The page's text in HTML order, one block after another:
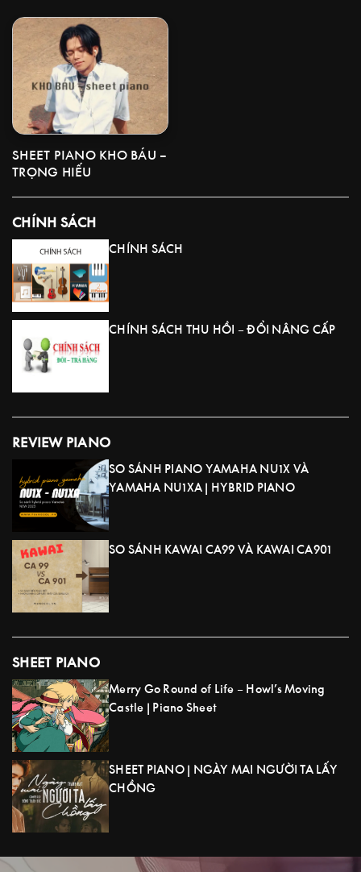
SHEET PIANO KHO BÁU –
TRỌNG HIẾU
CHÍNH SÁCH
CHÍNH SÁCH
CHÍNH SÁCH THU HỒI – ĐỔI NÂNG CẤP
REVIEW PIANO
SO SÁNH PIANO YAMAHA NU1X VÀ
YAMAHA NU1XA | HYBRID PIANO
SO SÁNH KAWAI CA99 VÀ KAWAI CA901
SHEET PIANO
Merry Go Round of Life – Howl’s Moving
Castle | Piano Sheet
SHEET PIANO | NGÀY MAI NGƯỜI TA LẤY
CHỒNG